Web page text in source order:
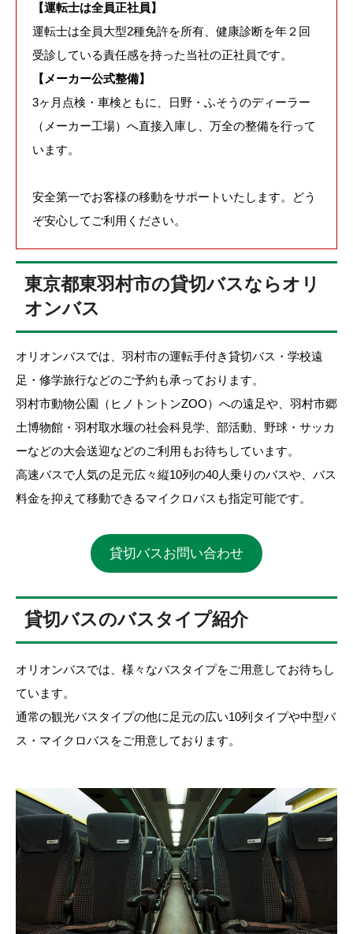
【運転士は全員正社員】
運転士は全員大型2種免許を所有、健康診断を年２回
受診している責任感を持った当社の正社員です。
【メーカー公式整備】
3ヶ月点検・車検ともに、日野・ふそうのディーラー
（メーカー工場）へ直接入庫し、万全の整備を行って
います。
安全第一でお客様の移動をサポートいたします。どう
ぞ安心してご利用ください。
東京都東羽村市の貸切バスならオリ
オンバス
オリオンバスでは、羽村市の運転手付き貸切バス・学校遠
足・修学旅行などのご予約も承っております。
羽村市動物公園（ヒノトントンZOO）への遠足や、羽村市郷
土博物館・羽村取水堰の社会科見学、部活動、野球・サッカ
ーなどの大会送迎などのご利用もお待ちしています。
高速バスで人気の足元広々縦10列の40人乗りのバスや、バス
料金を抑えて移動できるマイクロバスも指定可能です。
貸切バスお問い合わせ
貸切バスのバスタイプ紹介
オリオンバスでは、様々なバスタイプをご用意してお待ちし
ています。
通常の観光バスタイプの他に足元の広い10列タイプや中型バ
ス・マイクロバスをご用意しております。